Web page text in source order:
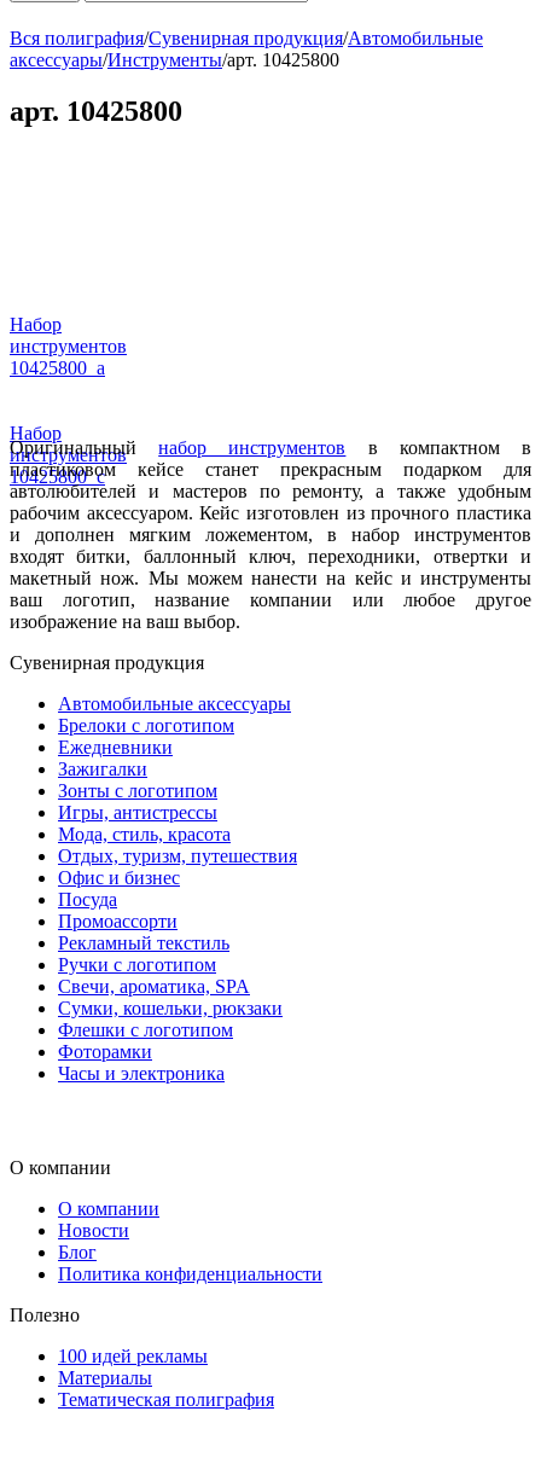
Вся полиграфия/Сувенирная продукция/Автомобильные
аксессуары/Инструменты/арт. 10425800
арт. 10425800
Набор
инструментов
10425800_a
Набор
инструментов
10425800_c
Оригинальныйнабор инструментов в компактном в
пластиковом кейсе станет прекрасным подарком для
автолюбителей и мастеров по ремонту, а также удобным
рабочим аксессуаром. Кейс изготовлен из прочного пластика
и дополнен мягким ложементом, в набор инструментов
входят битки, баллонный ключ, переходники, отвертки и
макетный нож. Мы можем нанести на кейс и инструменты
ваш логотип, название компании или любое другое
изображение на ваш выбор.
Сувенирная продукция
Автомобильные аксессуары
Брелоки с логотипом
Ежедневники
Зажигалки
Зонты с логотипом
Игры, антистрессы
Мода, стиль, красота
Отдых, туризм, путешествия
Офис и бизнес
Посуда
Промоассорти
Рекламный текстиль
Ручки с логотипом
Свечи, ароматика, SPA
Сумки, кошельки, рюкзаки
Флешки с логотипом
Фоторамки
Часы и электроника
О компании
О компании
Новости
Блог
Политика конфиденциальности
Полезно
100 идей рекламы
Материалы
Тематическая полиграфия